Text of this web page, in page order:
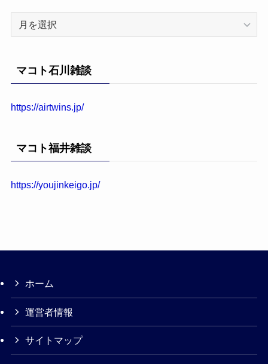
マコト石川雑談
https://airtwins.jp/
マコト福井雑談
https://youjinkeigo.jp/
ホーム
運営者情報
サイトマップ